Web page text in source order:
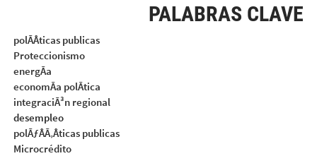
PALABRAS CLAVE
polÃÂticas publicas
Proteccionismo
energÃa
economÃa polÃtica
integraciÃ³n regional
desempleo
polÃƒÂÃ‚Âticas publicas
Microcrédito